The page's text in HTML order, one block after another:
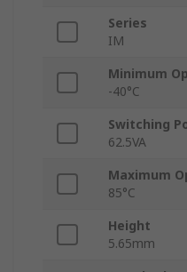
Series
IM
Minimum
-40°C
Switching
62.5VA
Maximum
85°C
Height
5.65mm